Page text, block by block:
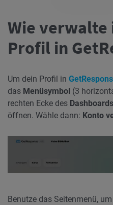
Wie verwalte
Profil in
Um dein Profil in
das Menüsymbol (3
rechten Ecke des Dashboards
öffnen. Wähle dann: Konto
Benutze das Seitenmenü,